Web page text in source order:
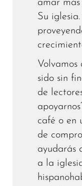
amar
Su
sido sin
de
café o en
de
ayudarás
a la